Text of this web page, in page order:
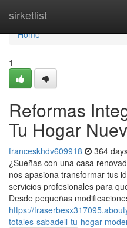
sirketlist
Home
Home
1
Reformas
Tu Hogar
franceskhdv609918 364
¿Sueñas con una casa
nos apasiona transformar tus
servicios profesionales para
Desde pequeñas
https://
totales-sabadell-tu-hogar-